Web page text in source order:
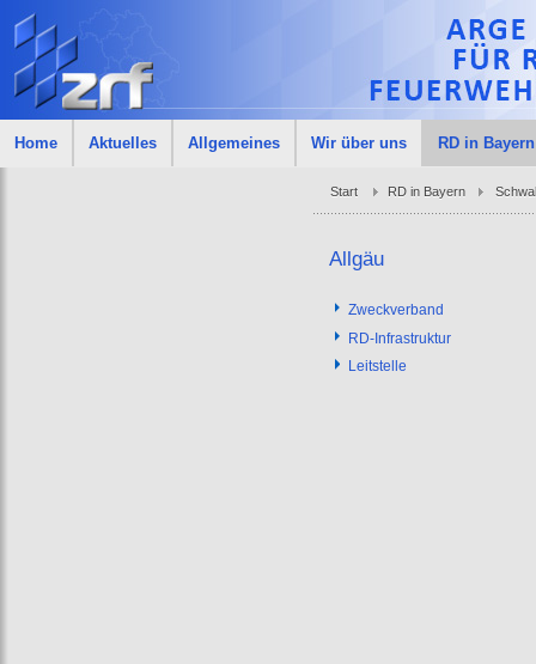
Home Aktuelles Allgemeines Wir über uns RD in Bayern
Start RD in Bayern
Allgäu
Zweckverband
RD-Infrastruktur
Leitstelle